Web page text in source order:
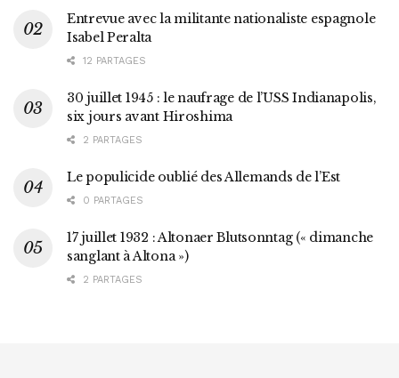
Entrevue avec la militante nationaliste espagnole
Isabel Peralta
12 PARTAGES
30 juillet 1945 : le naufrage de l’USS Indianapolis,
six jours avant Hiroshima
2 PARTAGES
Le populicide oublié des Allemands de l’Est
0 PARTAGES
17 juillet 1932 : Altonaer Blutsonntag (« dimanche
sanglant à Altona »)
2 PARTAGES